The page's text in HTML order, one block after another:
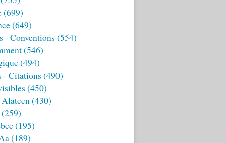
(699)
(649)
- Conventions (554)
(546)
(494)
- Citations (490)
(450)
(430)
(259)
(195)
(189)